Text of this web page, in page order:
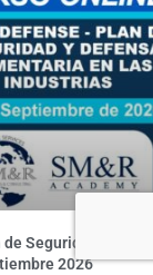
Seguridad y
2026